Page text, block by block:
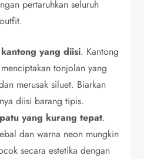
pertaruhkan seluruh
yang diisi. Kantong
tonjolan yang
merusak siluet. Biarkan
diisi barang tipis.
yang kurang tepat.
dan warna neon mungkin
secara estetika dengan